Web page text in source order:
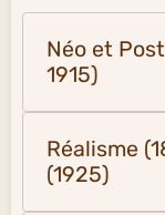
Néo et
1915)
Réalisme
(1925)